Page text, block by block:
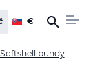
€
Softshell bundy